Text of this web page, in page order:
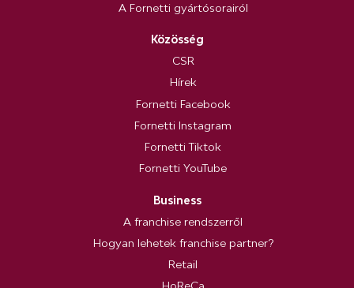
A Fornetti gyártósorairól
Közösség
CSR
Hírek
Fornetti Facebook
Fornetti Instagram
Fornetti Tiktok
Fornetti YouTube
Business
A franchise rendszerről
Hogyan lehetek franchise partner?
Retail